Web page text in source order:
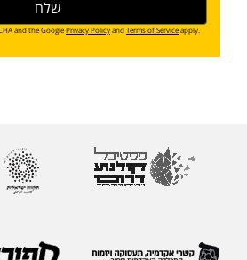
and the GooglePrivacy PolicyandTerms of Serviceapply.